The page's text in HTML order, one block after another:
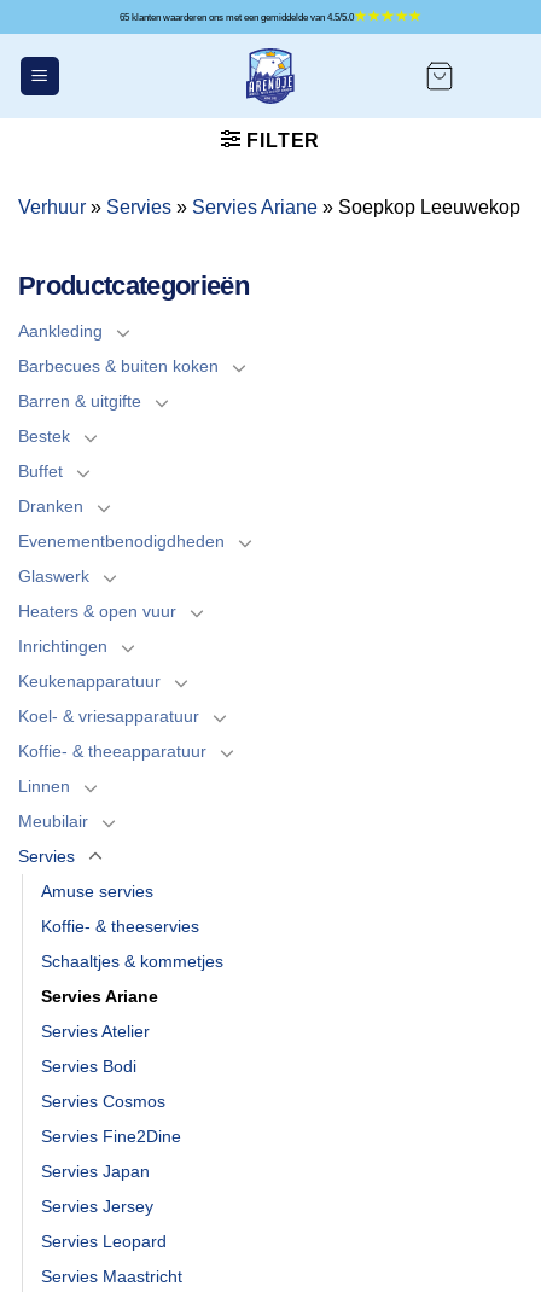
inhoud
65 klanten waarderen ons met een gemiddelde van 4.5/5.0
FILTER
Verhuur » Servies » Servies Ariane » Soepkop Leeuwekop
Productcategorieën
Aankleding
Barbecues & buiten koken
Barren & uitgifte
Bestek
Buffet
Dranken
Evenementbenodigdheden
Glaswerk
Heaters & open vuur
Inrichtingen
Keukenapparatuur
Koel- & vriesapparatuur
Koffie- & theeapparatuur
Linnen
Meubilair
Servies
Amuse servies
Koffie- & theeservies
Schaaltjes & kommetjes
Servies Ariane
Servies Atelier
Servies Bodi
Servies Cosmos
Servies Fine2Dine
Servies Japan
Servies Jersey
Servies Leopard
Servies Maastricht